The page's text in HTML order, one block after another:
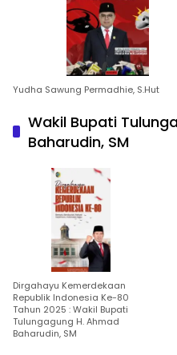
Yudha Sawung Permadhie, S.Hut
Wakil Bupati
Baharudin, SM
Dirgahayu Kemerdekaan
Republik Indonesia Ke-80
Tahun 2025 : Wakil Bupati
Tulungagung H. Ahmad
Baharudin, SM